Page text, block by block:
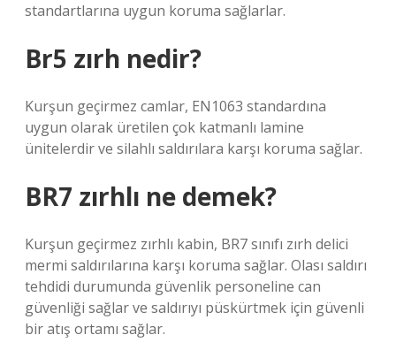
standartlarına uygun koruma sağlarlar.
Br5 zırh nedir?
Kurşun geçirmez camlar, EN1063 standardına
uygun olarak üretilen çok katmanlı lamine
ünitelerdir ve silahlı saldırılara karşı koruma sağlar.
BR7 zırhlı ne demek?
Kurşun geçirmez zırhlı kabin, BR7 sınıfı zırh delici
mermi saldırılarına karşı koruma sağlar. Olası saldırı
tehdidi durumunda güvenlik personeline can
güvenliği sağlar ve saldırıyı püskürtmek için güvenli
bir atış ortamı sağlar.